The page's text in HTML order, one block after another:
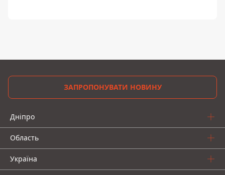
ЗАПРОПОНУВАТИ НОВИНУ
Дніпро
Область
Україна